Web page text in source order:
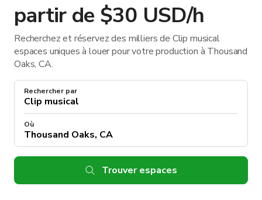
partir de $30 USD/h
Recherchez et réservez des milliers de Clip musical
espaces uniques à louer pour votre production à Thousand
Oaks, CA.
Rechercher par
Où
Trouver espaces